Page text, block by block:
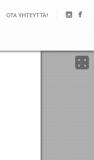
OTA YHTEYTTÄ!